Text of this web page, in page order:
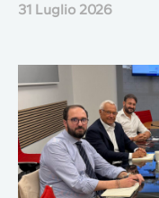
31 Luglio 2026